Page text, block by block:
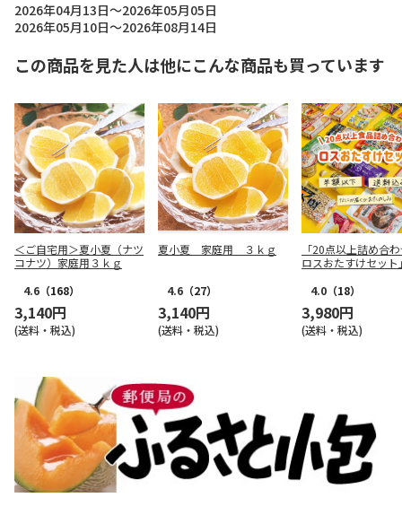
2026年04月13日～2026年05月05日
2026年05月10日～2026年08月14日
この商品を見た人は他にこんな商品も買っています
＜ご自宅用＞夏小夏（ナツ
コナツ）家庭用３ｋｇ
4.6 （168）
3,140円
(送料・税込)
夏小夏 家庭用 ３ｋｇ
4.6 （27）
3,140円
(送料・税込)
「20点以上詰め合
ロスおたすけセット
4.0 （18）
3,980円
(送料・税込)